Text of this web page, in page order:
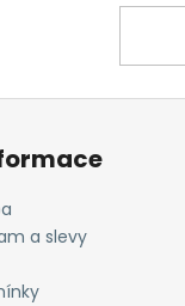
a slevy